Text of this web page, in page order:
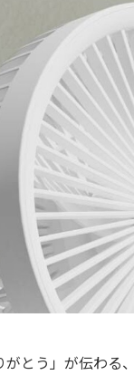
とう」が伝わる